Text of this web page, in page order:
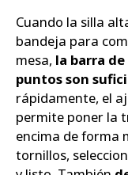
Cuando la silla
bandeja para
mesa, la barra
puntos son
rápidamente, el
permite poner la
encima de forma
tornillos,